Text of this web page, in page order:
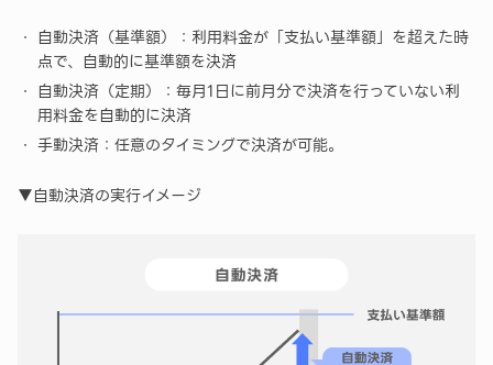
自動決済（基準額）：利用料金が「支払い基準額」を超えた時
点で、自動的に基準額を決済
自動決済（定期）：毎月1日に前月分で決済を行っていない利
用料金を自動的に決済
手動決済：任意のタイミングで決済が可能。
▼自動決済の実行イメージ